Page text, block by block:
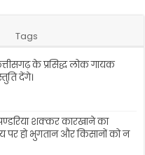
Tags
के प्रसिद्ध लोक गायक
देंगे।
शक्कर कारखाने का
पर हो भुगतान और किसानों को न